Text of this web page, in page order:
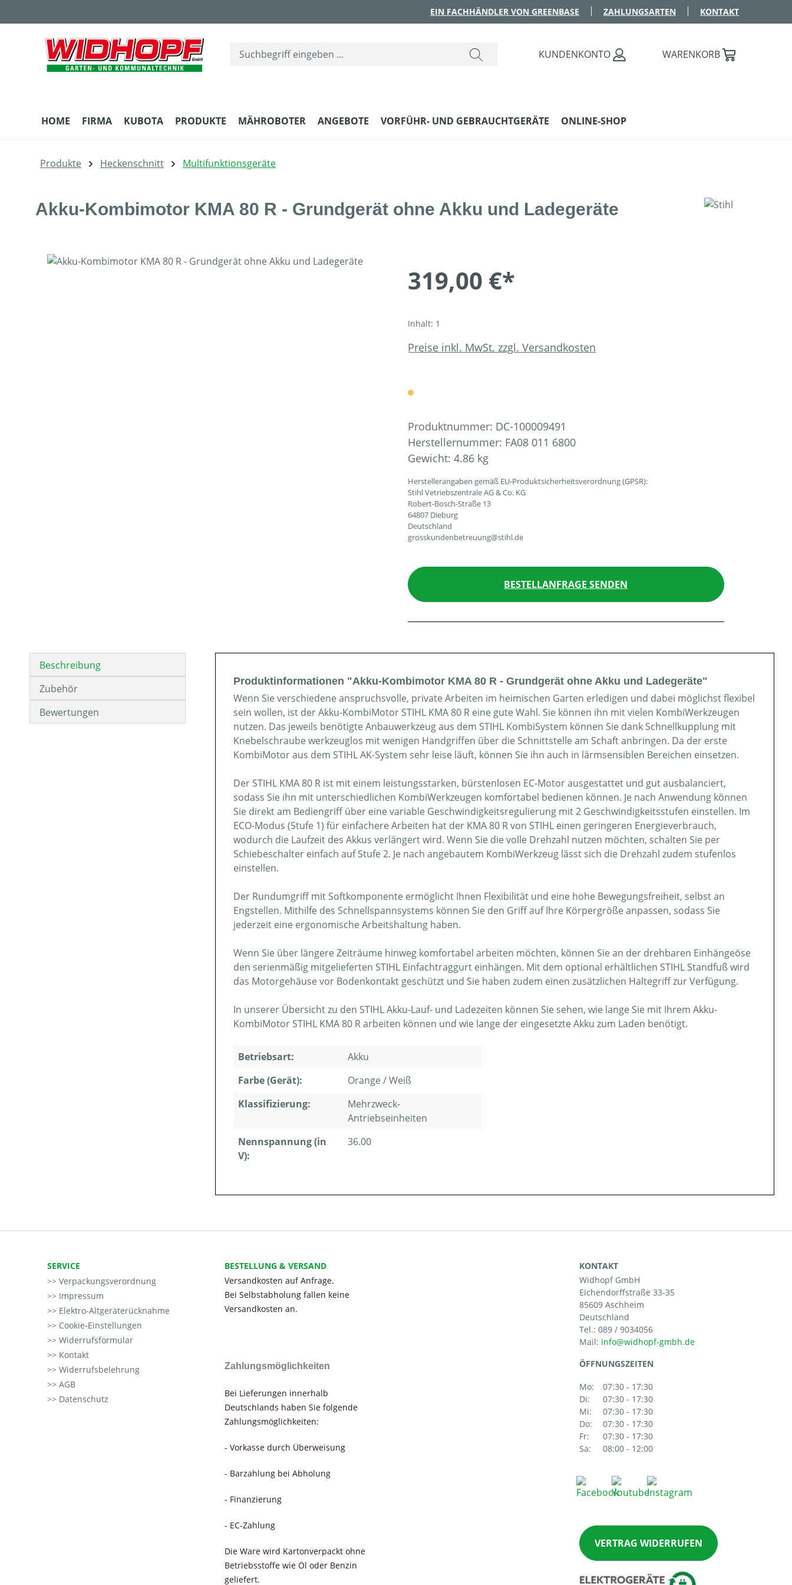
EIN FACHHÄNDLER VON GREENBASE ZAHLUNGSARTEN KONTAKT
KUNDENKONTO WARENKORB
HOME FIRMA KUBOTA PRODUKTE MÄHROBOTER ANGEBOTE VORFÜHR- UND GEBRAUCHTGERÄTE ONLINE-SHOP
Produkte Heckenschnitt Multifunktionsgeräte
Akku-Kombimotor KMA 80 R - Grundgerät ohne Akku und Ladegeräte
Bildergalerie überspringen
319,00 €*
Inhalt: 1
Preise inkl. MwSt. zzgl. Versandkosten
Produktnummer: DC-100009491
Herstellernummer: FA08 011 6800
Gewicht: 4.86 kg
Herstellerangaben gemäß EU-Produktsicherheitsverordnung (GPSR):
Stihl Vetriebszentrale AG & Co. KG
Robert-Bosch-Straße 13
64807 Dieburg
Deutschland
grosskundenbetreuung@stihl.de
BESTELLANFRAGE SENDEN
Beschreibung
Zubehör
Bewertungen
Produktinformationen "Akku-Kombimotor KMA 80 R - Grundgerät ohne Akku und Ladegeräte"
Wenn Sie verschiedene anspruchsvolle, private Arbeiten im heimischen Garten erledigen und dabei möglichst flexibel
sein wollen, ist der Akku-KombiMotor STIHL KMA 80 R eine gute Wahl. Sie können ihn mit vielen KombiWerkzeugen
nutzen. Das jeweils benötigte Anbauwerkzeug aus dem STIHL KombiSystem können Sie dank Schnellkupplung mit
Knebelschraube werkzeuglos mit wenigen Handgriffen über die Schnittstelle am Schaft anbringen. Da der erste
KombiMotor aus dem STIHL AK-System sehr leise läuft, können Sie ihn auch in lärmsensiblen Bereichen einsetzen.
Der STIHL KMA 80 R ist mit einem leistungsstarken, bürstenlosen EC-Motor ausgestattet und gut ausbalanciert,
sodass Sie ihn mit unterschiedlichen KombiWerkzeugen komfortabel bedienen können. Je nach Anwendung können
Sie direkt am Bediengriff über eine variable Geschwindigkeitsregulierung mit 2 Geschwindigkeitsstufen einstellen. Im
ECO-Modus (Stufe 1) für einfachere Arbeiten hat der KMA 80 R von STIHL einen geringeren Energieverbrauch,
wodurch die Laufzeit des Akkus verlängert wird. Wenn Sie die volle Drehzahl nutzen möchten, schalten Sie per
Schiebeschalter einfach auf Stufe 2. Je nach angebautem KombiWerkzeug lässt sich die Drehzahl zudem stufenlos
einstellen.
Der Rundumgriff mit Softkomponente ermöglicht Ihnen Flexibilität und eine hohe Bewegungsfreiheit, selbst an
Engstellen. Mithilfe des Schnellspannsystems können Sie den Griff auf Ihre Körpergröße anpassen, sodass Sie
jederzeit eine ergonomische Arbeitshaltung haben.
Wenn Sie über längere Zeiträume hinweg komfortabel arbeiten möchten, können Sie an der drehbaren Einhängeöse
den serienmäßig mitgelieferten STIHL Einfachtraggurt einhängen. Mit dem optional erhältlichen STIHL Standfuß wird
das Motorgehäuse vor Bodenkontakt geschützt und Sie haben zudem einen zusätzlichen Haltegriff zur Verfügung.
In unserer Übersicht zu den STIHL Akku-Lauf- und Ladezeiten können Sie sehen, wie lange Sie mit Ihrem Akku-
KombiMotor STIHL KMA 80 R arbeiten können und wie lange der eingesetzte Akku zum Laden benötigt.
Betriebsart:
Akku
Farbe (Gerät):
Orange / Weiß
Klassifizierung:
Mehrzweck-
Antriebseinheiten
Nennspannung (in
V):
36.00
SERVICE
Verpackungsverordnung
Impressum
Elektro-Altgeräterücknahme
Cookie-Einstellungen
Widerrufsformular
Kontakt
Widerrufsbelehrung
AGB
Datenschutz
BESTELLUNG & VERSAND
Versandkosten auf Anfrage.
Bei Selbstabholung fallen keine
Versandkosten an.
Zahlungsmöglichkeiten
Bei Lieferungen innerhalb
Deutschlands haben Sie folgende
Zahlungsmöglichkeiten:
- Vorkasse durch Überweisung
- Barzahlung bei Abholung
- Finanzierung
- EC-Zahlung
Die Ware wird Kartonverpackt ohne
Betriebsstoffe wie Öl oder Benzin
geliefert.
KONTAKT
Widhopf GmbH
Eichendorffstraße 33-35
85609 Aschheim
Deutschland
Tel.: 089 / 9034056
Mail:
ÖFFNUNGSZEITEN
Mo:
07:30 - 17:30
Di:
07:30 - 17:30
Mi:
07:30 - 17:30
Do:
07:30 - 17:30
Fr:
07:30 - 17:30
Sa:
08:00 - 12:00
VERTRAG WIDERRUFEN